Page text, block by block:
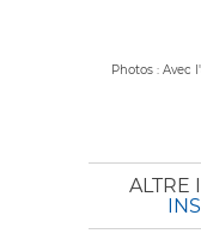
Photos :
ALTRE